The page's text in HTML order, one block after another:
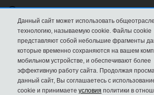
Whatsapp
Viber
Данный сайт может использовать
технологию, называемую cookie. Файлы cookie
представляют собой небольшие фрагменты
которые временно сохраняются на вашем
мобильном устройстве, и обеспечивают более
эффективную работу сайта. Продолжая
данный сайт, Вы соглашаетесь с
cookie и принимаете условия политики в